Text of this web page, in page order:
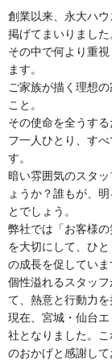
創業以来、永大ハ
掲げてまいりました
その中で何より重
ます。
ご家族が描く理想
こと。
その使命を全うす
フ一人ひとり、す
す。
暗い雰囲気のスタ
ょうか？誰もが、
とでしょう。
弊社では「お客様
を大切にして、ひ
の成長を促していま
個性溢れるスタッ
て、熱意と行動力
現在、宮城・仙台
社となりました。
のおかげと感謝して